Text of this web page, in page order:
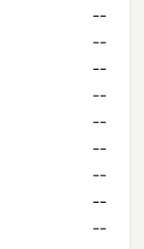
--
--
--
--
--
--
--
--
--